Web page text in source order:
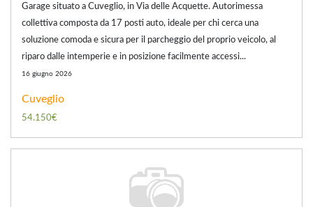
Garage situato a Cuveglio, in Via delle Acquette. Autorimessa
collettiva composta da 17 posti auto, ideale per chi cerca una
soluzione comoda e sicura per il parcheggio del proprio veicolo, al
riparo dalle intemperie e in posizione facilmente accessi...
16 giugno 2026
Cuveglio
54.150€